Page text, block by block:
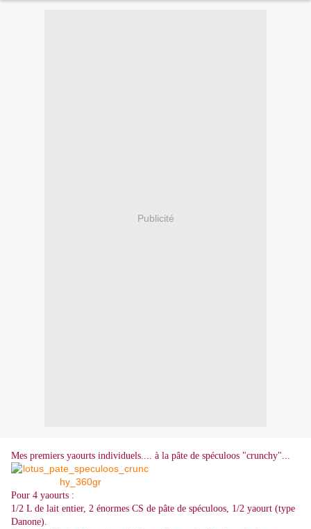
Publicité
Mes premiers yaourts individuels.... à la pâte de spéculoos "crunchy"...
Pour 4 yaourts :
1/2 L de lait entier, 2 énormes CS de pâte de spéculoos, 1/2 yaourt (type
Danone).